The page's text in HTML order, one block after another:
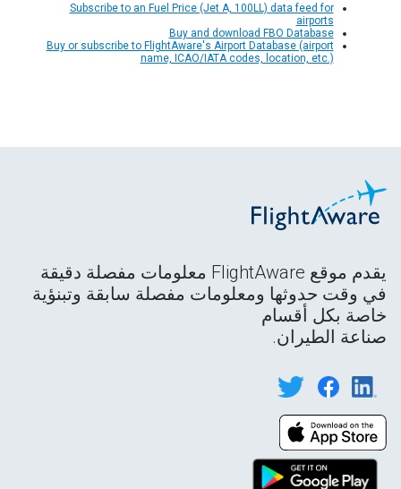
Subscribe to an Fuel Price (Jet A, 100LL) data feed for
airports
Buy and download FBO Database
Buy or subscribe to FlightAware's Airport Database (airport
name, ICAO/IATA codes, location, etc.)
يقدم موقع FlightAware معلومات مفصلة دقيقة
في وقت حدوثها ومعلومات مفصلة سابقة وتبنؤية
خاصة بكل أقسام
صناعة الطيران.